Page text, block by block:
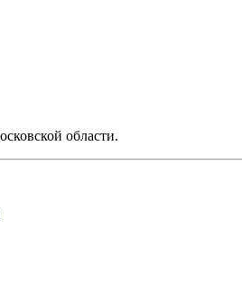
области.